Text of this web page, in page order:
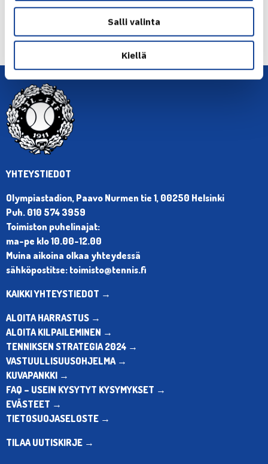
Salli valinta
Kiellä
Seuraava uutinen: Oskar Nurmio jatkaa… →
YHTEYSTIEDOT
Olympiastadion, Paavo Nurmen tie 1, 00250 Helsinki
Puh. 010 574 3959
Toimiston puhelinajat:
ma-pe klo 10.00-12.00
Muina aikoina olkaa yhteydessä
sähköpostitse: toimisto@tennis.fi
KAIKKI YHTEYSTIEDOT →
ALOITA HARRASTUS →
ALOITA KILPAILEMINEN →
TENNIKSEN STRATEGIA 2024 →
VASTUULLISUUSOHJELMA →
KUVAPANKKI →
FAQ – USEIN KYSYTYT KYSYMYKSET →
EVÄSTEET →
TIETOSUOJASELOSTE →
TILAA UUTISKIRJE →